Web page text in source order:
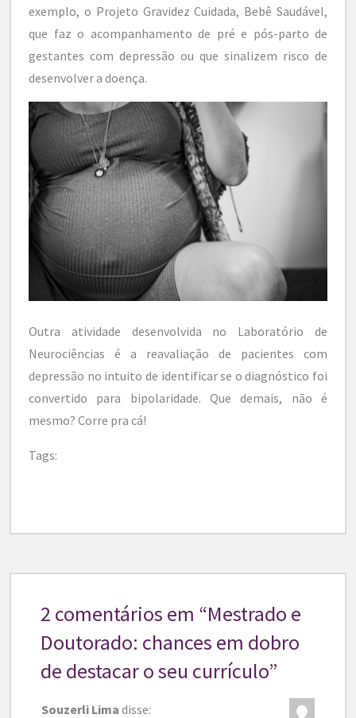
exemplo, o Projeto Gravidez Cuidada, Bebê Saudável,
que faz o acompanhamento de pré e pós-parto de
gestantes com depressão ou que sinalizem risco de
desenvolver a doença.
Outra atividade desenvolvida no Laboratório de
Neurociências é a reavaliação de pacientes com
depressão no intuito de identificar se o diagnóstico foi
convertido para bipolaridade. Que demais, não é
mesmo? Corre pra cá!
Tags:
2 comentários em “Mestrado e
Doutorado: chances em dobro
de destacar o seu currículo”
Souzerli Lima disse: